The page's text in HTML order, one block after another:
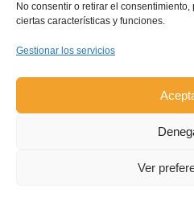
No consentir o retirar el
ciertas características y funciones.
Gestionar los servicios
Ver
© Embalajes JME Terrassa,
Aviso